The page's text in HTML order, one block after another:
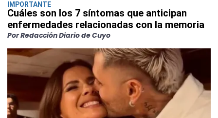
IMPORTANTE
Cuáles son los 7 síntomas que anticipan
enfermedades relacionadas con la memoria
Por Redacción Diario de Cuyo